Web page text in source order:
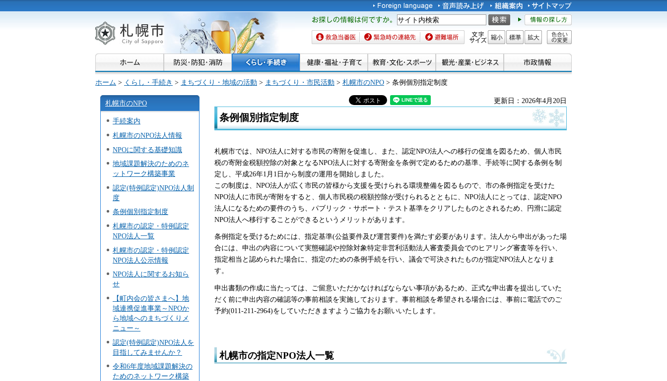
札幌市
お探しの情報は何です
か。
救急当番医 緊急時の連絡先 避難場所 文字サイズ
縮小 標準 拡大
色合い
ホーム > くらし・手続き > まちづくり・地域の活動 > まちづくり・市民活動 > 札幌市のNPO > 条例個別指定制度
札幌市のNPO
手続案内
札幌市のNPO法人情報
NPOに関する基礎知識
地域課題解決のためのネ
ットワーク構築事業
認定(特例認定)NPO法人制
度
条例個別指定制度
札幌市の認定・特例認定
NPO法人一覧
札幌市の認定・特例認定
NPO法人公示情報
NPO法人に関するお知ら
せ
【町内会の皆さまへ】地
域連携促進事業～NPOか
ら地域へのまちづくりメ
ニュー～
認定(特例認定)NPO法人を
目指してみませんか？
令和6年度地域課題解決の
ためのネットワーク構築
更新日：2026年4月20日
条例個別指定制度
札幌市では、NPO法人に対する市民の寄附を促進し、また、認定NPO法人への移行の促進を図るため、個人市民
税の寄附金税額控除の対象となるNPO法人に対する寄附金を条例で定めるための基準、手続等に関する条例を制
定し、平成26年1月1日から制度の運用を開始しました。
この制度は、NPO法人が広く市民の皆様から支援を受けられる環境整備を図るもので、市の条例指定を受けた
NPO法人に市民が寄附をすると、個人市民税の税額控除が受けられるとともに、NPO法人にとっては、認定NPO
法人になるための要件のうち、パブリック・サポート・テスト基準をクリアしたものとされるため、円滑に認定
NPO法人へ移行することができるというメリットがあります。
条例指定を受けるためには、指定基準(公益要件及び運営要件)を満たす必要があります。法人から申出があった場
合には、申出の内容について実態確認や控除対象特定非営利活動法人審査委員会でのヒアリング審査等を行い、
指定相当と認められた場合に、指定のための条例手続を行い、議会で可決されたものが指定NPO法人となりま
す。
申出書類の作成に当たっては、ご留意いただかなければならない事項があるため、正式な申出書を提出していた
だく前に申出内容の確認等の事前相談を実施しております。事前相談を希望される場合には、事前に電話でのご
予約(011-211-2964)をしていただきますようご協力をお願いいたします。
札幌市の指定NPO法人一覧